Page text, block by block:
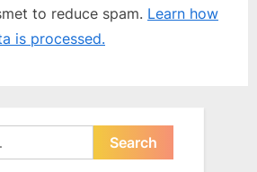
to reduce spam. Learn how
is processed.